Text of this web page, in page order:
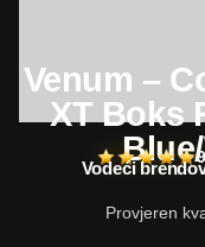
Venum –
XT Boks
Vodeći
Provjeren